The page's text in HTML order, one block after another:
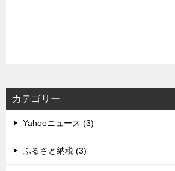
カテゴリー
Yahooニュース (3)
ふるさと納税 (3)